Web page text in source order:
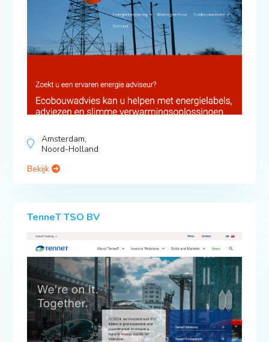
Amsterdam,
Noord-Holland
Bekijk
TenneT TSO BV